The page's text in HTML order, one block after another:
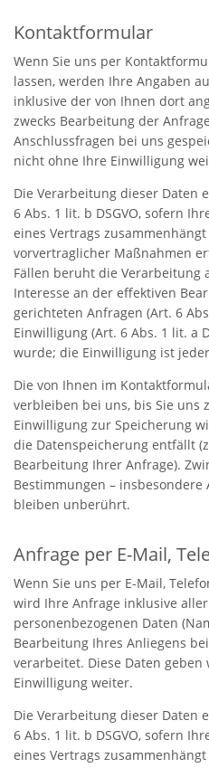
Kontaktformular
Wenn Sie uns per
lassen, werden Ihre Angaben
inklusive der von Ihnen dort
zwecks Bearbeitung der
Anschlussfragen bei uns
nicht ohne Ihre Einwilligung
Die Verarbeitung dieser Daten
6 Abs. 1 lit. b DSGVO, sofern
eines Vertrags
vorvertraglicher Maßnahmen
Fällen beruht die Verarbeitung
Interesse an der effektiven
gerichteten Anfragen (Art. 6
Einwilligung (Art. 6 Abs. 1 lit. a
wurde; die Einwilligung ist
Die von Ihnen im
verbleiben bei uns, bis Sie uns
Einwilligung zur Speicherung
die Datenspeicherung entfällt
Bearbeitung Ihrer Anfrage).
Bestimmungen –
bleiben unberührt.
Anfrage per E-Mail,
Wenn Sie uns per E-Mail,
wird Ihre Anfrage inklusive
personenbezogenen Daten
Bearbeitung Ihres Anliegens
verarbeitet. Diese Daten
Einwilligung weiter.
Die Verarbeitung dieser Daten
6 Abs. 1 lit. b DSGVO, sofern
eines Vertrags